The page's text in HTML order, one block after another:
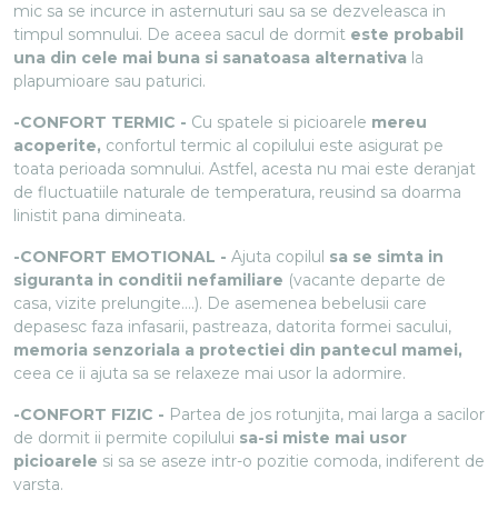
mic sa se incurce in asternuturi sau sa se dezveleasca in
timpul somnului. De aceea sacul de dormit este probabil
una din cele mai buna si sanatoasa alternativa la
plapumioare sau paturici.
-CONFORT TERMIC - Cu spatele si picioarele mereu
acoperite, confortul termic al copilului este asigurat pe
toata perioada somnului. Astfel, acesta nu mai este deranjat
de fluctuatiile naturale de temperatura, reusind sa doarma
linistit pana dimineata.
-CONFORT EMOTIONAL - Ajuta copilul sa se simta in
siguranta in conditii nefamiliare (vacante departe de
casa, vizite prelungite….). De asemenea bebelusii care
depasesc faza infasarii, pastreaza, datorita formei sacului,
memoria senzoriala a protectiei din pantecul mamei,
ceea ce ii ajuta sa se relaxeze mai usor la adormire.
-CONFORT FIZIC - Partea de jos rotunjita, mai larga a sacilor
de dormit ii permite copilului sa-si miste mai usor
picioarele si sa se aseze intr-o pozitie comoda, indiferent de
varsta.